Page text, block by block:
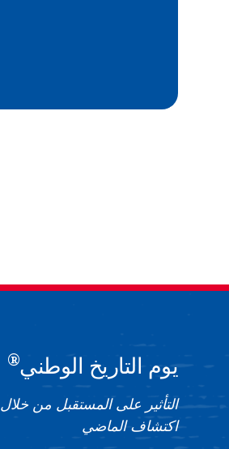
يوم التاريخ الوطني®
التأثير على المستقبل من خلال
اكتشاف الماضي